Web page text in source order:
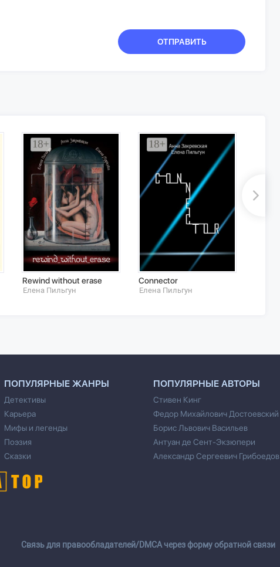
ОТПРАВИТЬ
Rewind without erase
Елена Пильгун
Connector
Елена Пильгун
ПОПУЛЯРНЫЕ ЖАНРЫ
Детективы
Карьера
Мифы и легенды
Поэзия
Сказки
ПОПУЛЯРНЫЕ АВТОРЫ
Стивен Кинг
Федор Михайлович Достоевский
Борис Львович Васильев
Антуан де Сент-Экзюпери
Александр Сергеевич Грибоедов
Cвязь для правообладателей/DMCA через форму обратной связи